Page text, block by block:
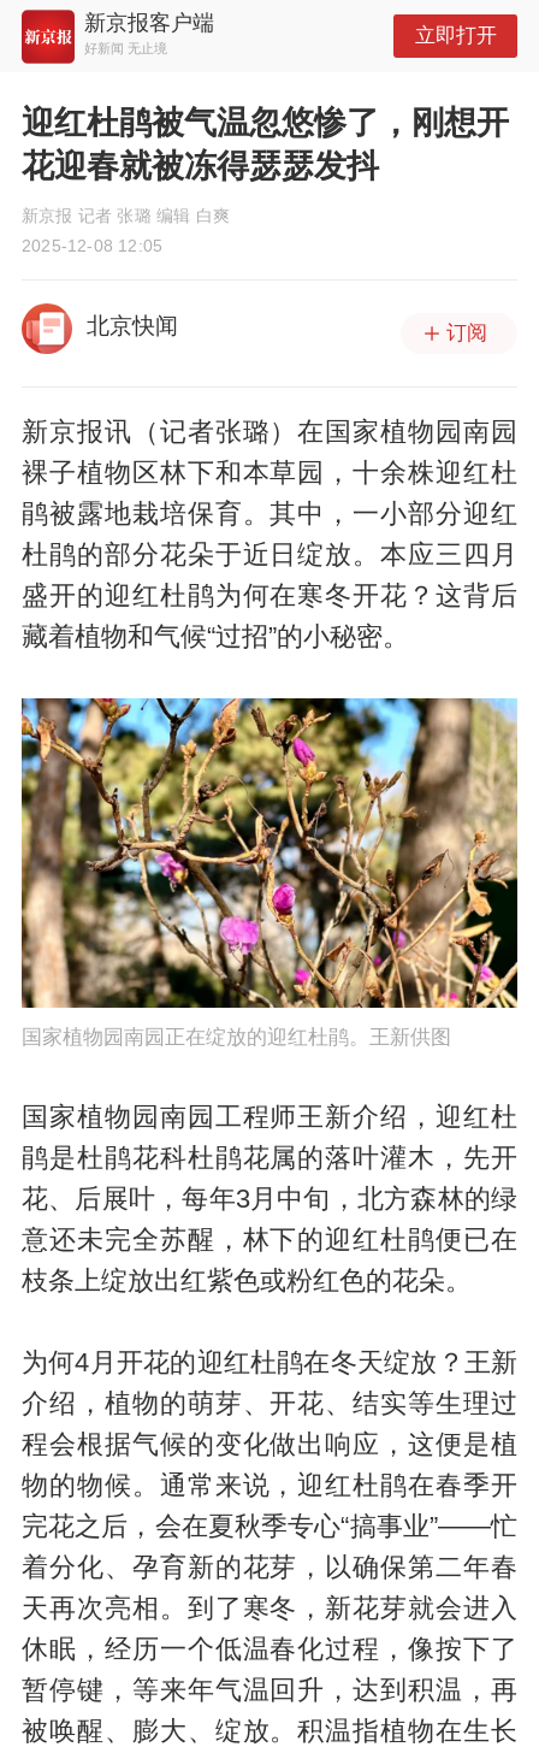
新京报客户端
好新闻 无止境
立即打开
迎红杜鹃被气温忽悠惨了，刚想开
花迎春就被冻得瑟瑟发抖
新京报 记者 张璐 编辑 白爽
2025-12-08 12:05
北京快闻 订阅
新京报讯（记者张璐）在国家植物园南园
裸子植物区林下和本草园，十余株迎红杜
鹃被露地栽培保育。其中，一小部分迎红
杜鹃的部分花朵于近日绽放。本应三四月
盛开的迎红杜鹃为何在寒冬开花？这背后
藏着植物和气候“过招”的小秘密。
国家植物园南园正在绽放的迎红杜鹃。王新供图
国家植物园南园工程师王新介绍，迎红杜
鹃是杜鹃花科杜鹃花属的落叶灌木，先开
花、后展叶，每年3月中旬，北方森林的绿
意还未完全苏醒，林下的迎红杜鹃便已在
枝条上绽放出红紫色或粉红色的花朵。
为何4月开花的迎红杜鹃在冬天绽放？王新
介绍，植物的萌芽、开花、结实等生理过
程会根据气候的变化做出响应，这便是植
物的物候。通常来说，迎红杜鹃在春季开
完花之后，会在夏秋季专心“搞事业”——忙
着分化、孕育新的花芽，以确保第二年春
天再次亮相。到了寒冬，新花芽就会进入
休眠，经历一个低温春化过程，像按下了
暂停键，等来年气温回升，达到积温，再
被唤醒、膨大、绽放。积温指植物在生长